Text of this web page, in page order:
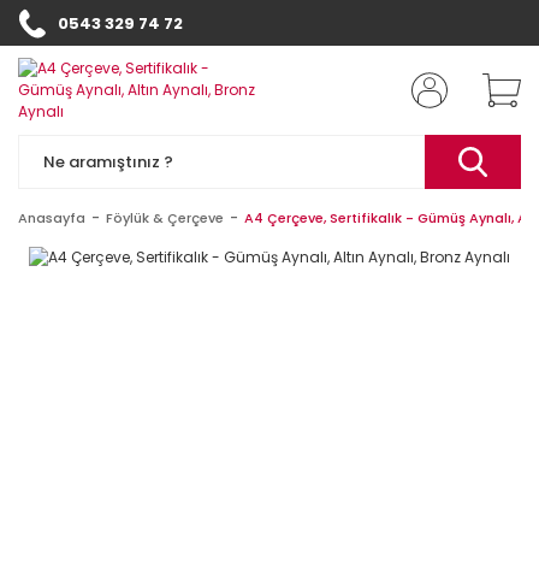
0543 329 74 72
Anasayfa Föylük & Çerçeve A4 Çerçeve, Sertifikalık - Gümüş Aynalı,